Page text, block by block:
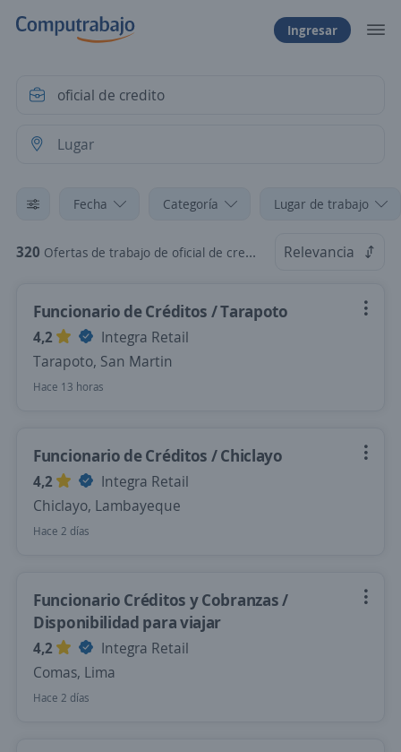
Ingresar
Fecha Categoría Lugar de trabajo
320 Ofertas de trabajo de oficial de credito Relevancia
Funcionario de Créditos / Tarapoto
4,2
Integra Retail
Tarapoto, San Martin
Hace 13 horas
Funcionario de Créditos / Chiclayo
4,2
Integra Retail
Chiclayo, Lambayeque
Hace 2 días
Funcionario Créditos y Cobranzas /
Disponibilidad para viajar
4,2
Integra Retail
Comas, Lima
Hace 2 días